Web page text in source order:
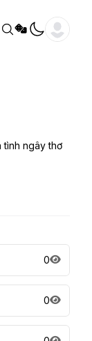
tình ngây thơ
0
0